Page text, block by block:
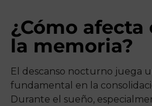
¿Cómo afecta
la memoria?
El descanso nocturno juega
fundamental en la
Durante el sueño,